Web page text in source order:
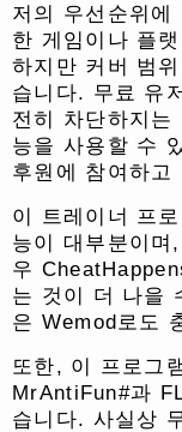
저의 우선순위에
한 게임이나 플
하지만 커버 범
습니다. 무료 유
전히 차단하지는
능을 사용할 수
후원에 참여하
이 트레이너 프
능이 대부분이며
우
는 것이 더 나을
은 Wemod로도
또한, 이 프로그
MrAntiFun#과
습니다. 사실상